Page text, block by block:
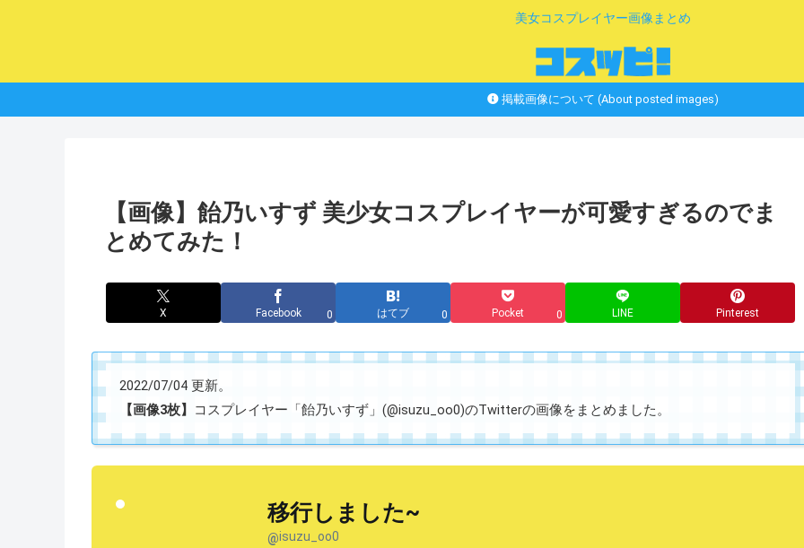
美女コスプレイヤー画像まとめ
掲載画像について (About posted images)
【画像】飴乃いすず 美少女コスプレイヤーが可愛すぎるのでま
とめてみた！
X Facebook 0 はてブ 0 Pocket 0 LINE Pinterest
2022/07/04 更新。
【画像3枚】
コスプレイヤー「飴乃いすず」(@isuzu_oo0)のTwitterの画像をまとめました。
移行しました~
@isuzu_oo0